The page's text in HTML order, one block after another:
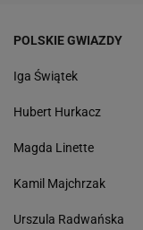
POLSKIE GWIAZDY
Iga Świątek
Hubert Hurkacz
Magda Linette
Kamil Majchrzak
Urszula Radwańska